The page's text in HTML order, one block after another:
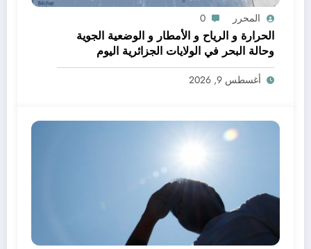
المحرر 0
الحرارة و الرياح و الأمطار و الوضعية الجوية
وحالة البحر في الولايات الجزائرية اليوم
أغسطس 9, 2026